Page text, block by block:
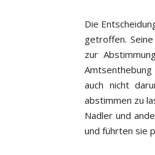
Die
getroffen.
zur
auch nicht
abstimmen zu
Nadler und
und führten sie